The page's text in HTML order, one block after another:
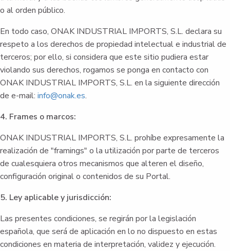
o al orden público.
En todo caso, ONAK INDUSTRIAL IMPORTS, S.L. declara su
respeto a los derechos de propiedad intelectual e industrial de
terceros; por ello, si considera que este sitio pudiera estar
violando sus derechos, rogamos se ponga en contacto con
ONAK INDUSTRIAL IMPORTS, S.L. en la siguiente dirección
de e-mail: info@onak.es.
4. Frames o marcos:
ONAK INDUSTRIAL IMPORTS, S.L. prohíbe expresamente la
realización de "framings" o la utilización por parte de terceros
de cualesquiera otros mecanismos que alteren el diseño,
configuración original o contenidos de su Portal.
5. Ley aplicable y jurisdicción:
Las presentes condiciones, se regirán por la legislación
española, que será de aplicación en lo no dispuesto en estas
condiciones en materia de interpretación, validez y ejecución.